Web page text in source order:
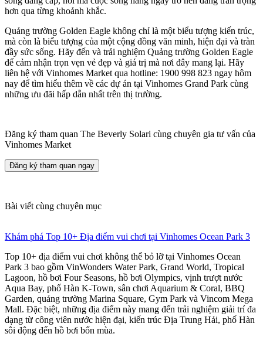
hơn qua từng khoảnh khắc.
Quảng trường Golden Eagle không chỉ là một biểu tượng kiến trúc,
mà còn là biểu tượng của một cộng đồng văn minh, hiện đại và tràn
đầy sức sống. Hãy đến và trải nghiệm Quảng trường Golden Eagle
để cảm nhận trọn vẹn vẻ đẹp và giá trị mà nơi đây mang lại. Hãy
liên hệ với Vinhomes Market qua hotline: 1900 998 823 ngay hôm
nay để tìm hiểu thêm về các dự án tại Vinhomes Grand Park cùng
những ưu đãi hấp dẫn nhất trên thị trường.
Đăng ký tham quan The Beverly Solari cùng chuyên gia tư vấn của
Vinhomes Market
Đăng ký tham quan ngay
Bài viết cùng chuyên mục
Khám phá Top 10+ Địa điểm vui chơi tại Vinhomes Ocean Park 3
Top 10+ địa điểm vui chơi không thể bỏ lỡ tại Vinhomes Ocean
Park 3 bao gồm VinWonders Water Park, Grand World, Tropical
Lagoon, hồ bơi Four Seasons, hồ bơi Olympics, vịnh trượt nước
Aqua Bay, phố Hàn K-Town, sân chơi Aquarium & Coral, BBQ
Garden, quảng trường Marina Square, Gym Park và Vincom Mega
Mall. Đặc biệt, những địa điểm này mang đến trải nghiệm giải trí đa
dạng từ công viên nước hiện đại, kiến trúc Địa Trung Hải, phố Hàn
sôi động đến hồ bơi bốn mùa.